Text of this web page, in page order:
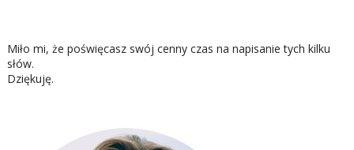
Miło mi, że poświęcasz swój cenny czas na napisanie tych kilku
słów.
Dziękuję.